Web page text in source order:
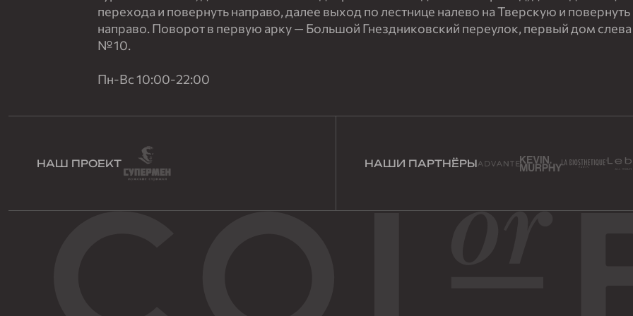
перехода и повернуть направо, далее выход по лестнице налево на Тверскую и повернуть
направо. Поворот в первую арку — Большой Гнездниковский переулок, первый дом
№ 10.
Пн-Вс 10:00-22:00
НАШ ПРОЕКТ НАШИ ПАРТНЁРЫ